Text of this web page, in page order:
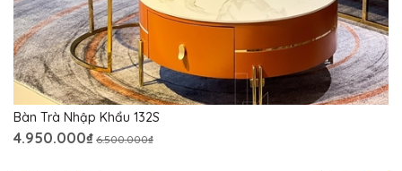
Bàn Trà Nhập Khẩu 132S
4.950.000₫ 6.500.000₫